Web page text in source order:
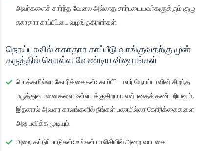
அவர்களைச் சார்ந்த வேலை அல்லாத சார்புடையவர்களுக்கும் குழு
சுகாதார காப்பீட்டை வழங்குகிறார்கள்.
நொய்டாவில் சுகாதார காப்பீடு வாங்குவதற்கு முன்
கருத்தில் கொள்ள வேண்டிய விஷயங்கள்
ரொக்கமில்லா கோரிக்கைகள்: காப்பீட்டாளர் நொய்டாவின் சிறந்த
மருத்துவமனைகளை உள்ளடக்குகிறாரா என்பதைக் கண்டறியவும்,
இதனால் அவசர காலங்களில் நீங்கள் பணமில்லா கோரிக்கைகளை
அனுபவிக்க முடியும்.
அறை கட்டுப்பாடுகள்: உங்கள் பாலிசியில் அறை வாடகை